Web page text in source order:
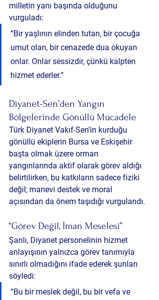
milletin yanı başında olduğunu
vurguladı:
“Bir yaşlının elinden tutan, bir çocuğa
umut olan, bir cenazede dua okuyan
onlar. Onlar sessizdir, çünkü kalpten
hizmet ederler.”
Diyanet-Sen’den Yangın
Bölgelerinde Gönüllü Mücadele
Türk Diyanet Vakıf-Sen’in kurduğu
gönüllü ekiplerin Bursa ve Eskişehir
başta olmak üzere orman
yangınlarında aktif olarak görev aldığı
belirtilirken, bu katkıların sadece fiziki
değil; manevi destek ve moral
açısından da önem taşıdığı vurgulandı.
“Görev Değil, İman Meselesi”
Şanlı, Diyanet personelinin hizmet
anlayışının yalnızca görev tanımıyla
sınırlı olmadığını ifade ederek şunları
söyledi:
“Bu bir meslek değil, bu bir vefa ve